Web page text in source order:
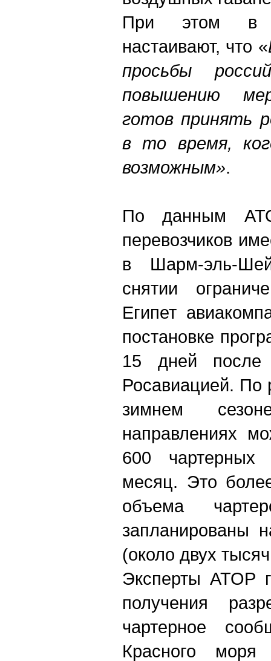
При этом в
настаивают, что «
просьбы
повышению
готов принять
в то время,
возможным».
По данным
перевозчиков
в Шарм-эль-
снятии
Египет
постановке
15 дней после
Росавиацией. По
зимнем
направлениях
600 чартерных
месяц. Это
объема
запланированы
(около двух
Эксперты АТОР
получения
чартерное
Красного моря